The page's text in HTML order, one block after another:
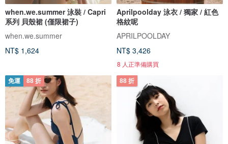
when.we.summer 泳裝 / Capri
系列 貝殼裙 (僅限裙子)
when.we.summer
NT$ 1,624
Aprilpoolday 泳衣 / 獨家 / 紅色
格紋呢
APRILPOOLDAY
NT$ 3,426
8 人正準備購買
免運 88 折 88 折